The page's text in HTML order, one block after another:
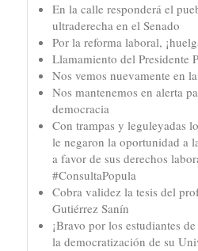
En la calle responderá el
ultraderecha en el Senado
Por la reforma laboral,
Llamamiento del Presidente
Nos vemos nuevamente en
Nos mantenemos en alerta
democracia
Con trampas y leguleyadas
le negaron la oportunidad a
a favor de sus derechos
#ConsultaPopula
Cobra validez la tesis del
Gutiérrez Sanín
¡Bravo por los estudiantes
la democratización de su